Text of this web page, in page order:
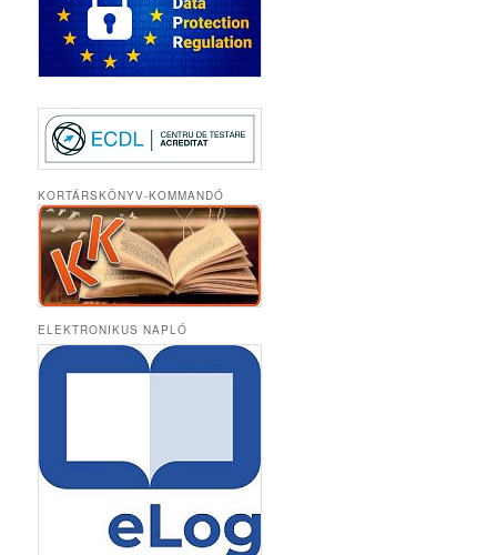
KORTÁRSKÖNYV-KOMMANDÓ
ELEKTRONIKUS NAPLÓ